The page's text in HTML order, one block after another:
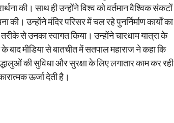
की। साथ ही उन्होंने विश्व को वर्तमान वैश्विक संकटों
उन्होंने मंदिर परिसर में चल रहे पुनर्निर्माण कार्यों का
तरीके से उनका स्वागत किया। उन्होंने चारधाम यात्रा के
मीडिया से बातचीत में सतपाल महाराज ने कहा कि
की सुविधा और सुरक्षा के लिए लगातार काम कर रही
ऊर्जा देती है।